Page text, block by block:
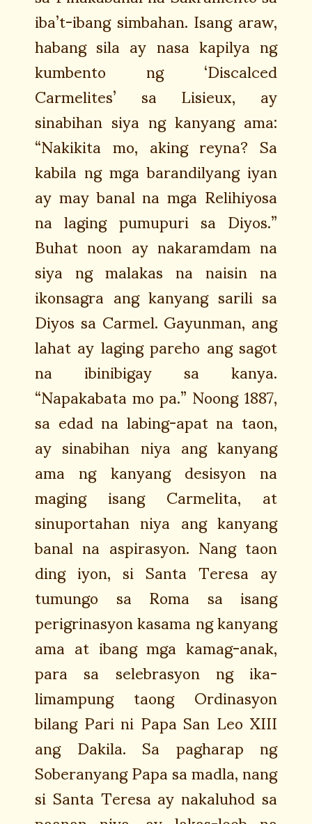
iba’t-ibang simbahan. Isang araw,
habang sila ay nasa kapilya ng
kumbento ng ‘Discalced
Carmelites’ sa Lisieux, ay
sinabihan siya ng kanyang ama:
“Nakikita mo, aking reyna? Sa
kabila ng mga barandilyang iyan
ay may banal na mga Relihiyosa
na laging pumupuri sa Diyos.”
Buhat noon ay nakaramdam na
siya ng malakas na naisin na
ikonsagra ang kanyang sarili sa
Diyos sa Carmel. Gayunman, ang
lahat ay laging pareho ang sagot
na ibinibigay sa kanya.
“Napakabata mo pa.” Noong 1887,
sa edad na labing-apat na taon,
ay sinabihan niya ang kanyang
ama ng kanyang desisyon na
maging isang Carmelita, at
sinuportahan niya ang kanyang
banal na aspirasyon. Nang taon
ding iyon, si Santa Teresa ay
tumungo sa Roma sa isang
perigrinasyon kasama ng kanyang
ama at ibang mga kamag-anak,
para sa selebrasyon ng ika-
limampung taong Ordinasyon
bilang Pari ni Papa San Leo XIII
ang Dakila. Sa pagharap ng
Soberanyang Papa sa madla, nang
si Santa Teresa ay nakaluhod sa